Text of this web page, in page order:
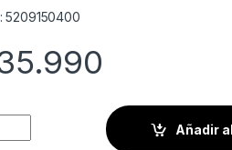
5209150400
flexible de aluminio GSA-M0
Añadir